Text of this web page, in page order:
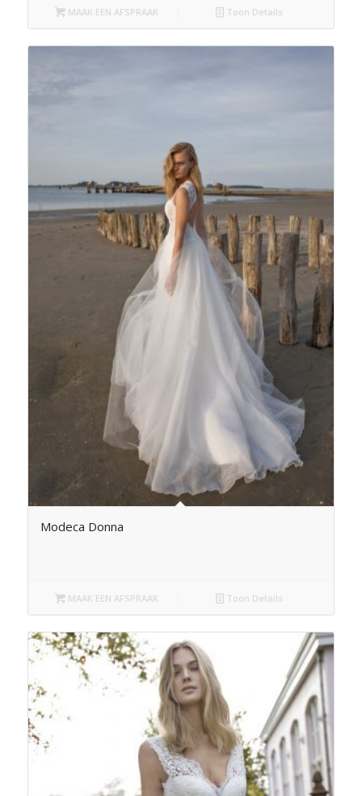
MAAK EEN AFSPRAAK Toon Details
Modeca Donna
MAAK EEN AFSPRAAK Toon Details